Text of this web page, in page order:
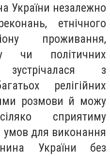
України незалежно
етнічного
проживання,
чи політичних
з
релігійних
розмови й можу
сприятиму
для виконання
України без